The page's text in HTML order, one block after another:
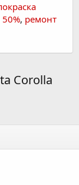
, ремонт
Corolla